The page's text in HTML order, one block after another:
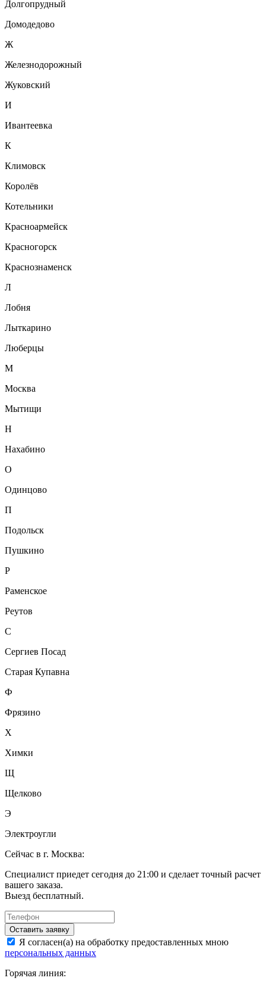
Долгопрудный
Домодедово
Ж
Железнодорожный
Жуковский
И
Ивантеевка
К
Климовск
Королёв
Котельники
Красноармейск
Красногорск
Краснознаменск
Л
Лобня
Лыткарино
Люберцы
М
Москва
Мытищи
Н
Нахабино
О
Одинцово
П
Подольск
Пушкино
Р
Раменское
Реутов
С
Сергиев Посад
Старая Купавна
Ф
Фрязино
Х
Химки
Щ
Щелково
Э
Электроугли
Сейчас в г. Москва:
Специалист приедет сегодня до 21:00 и сделает точный расчет
вашего заказа.
Выезд бесплатный.
Оставить заявку
Я согласен(а) на обработку предоставленных мною
персональных данных
Горячая линия: